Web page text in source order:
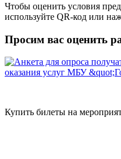
Чтобы оценить условия
используйте QR-код или
Просим вас оценить
Купить билеты на